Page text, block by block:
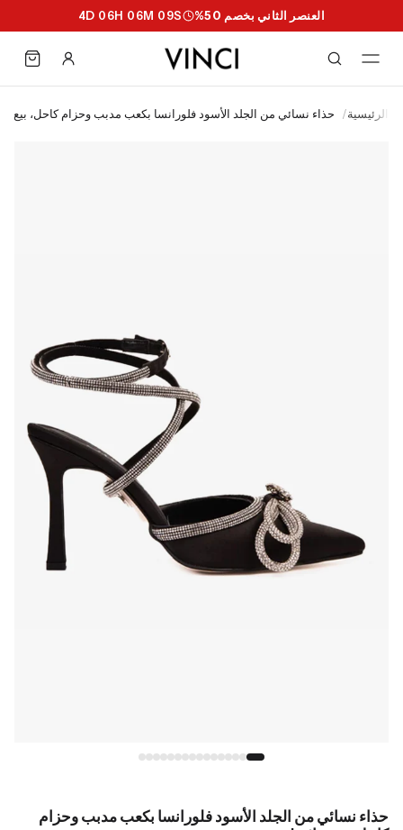
العنصر الثاني بخصم 50% 4D 06H 06M 08S
الرئيسية/ حذاء نسائي من الجلد الأسود فلورانسا بكعب مدبب وحزام كاحل، بيع
حذاء نسائي من الجلد الأسود فلورانسا بكعب مدبب وحزام